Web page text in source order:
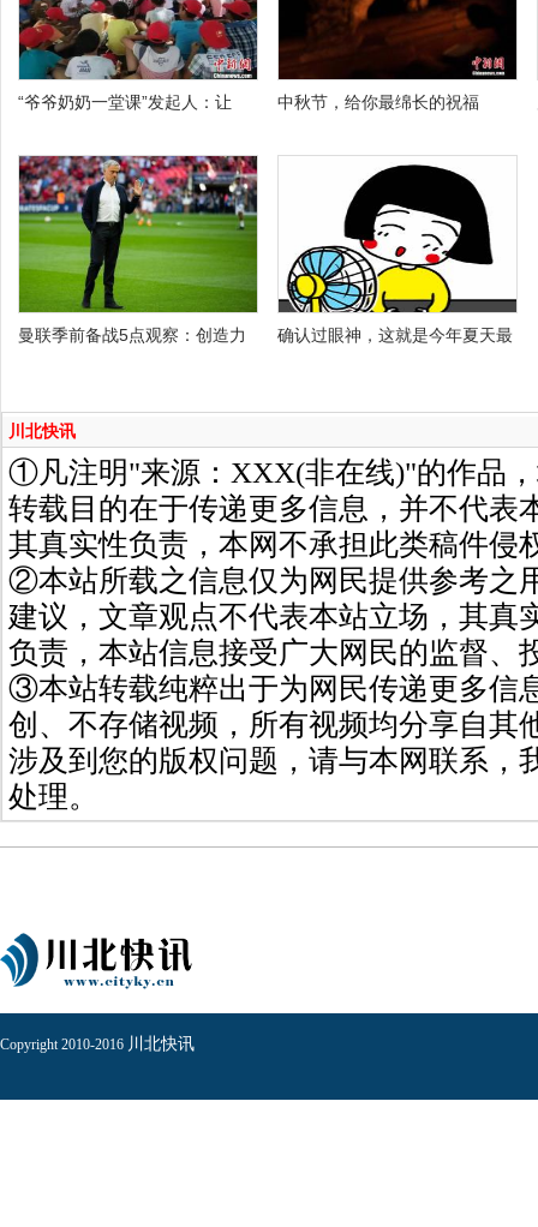
“爷爷奶奶一堂课”发起人：让 中秋节，给你最绵长的祝福
曼联季前备战5点观察：创造力 确认过眼神，这就是今年夏天最
川北快讯
①凡注明"来源：XXX(非在线)"的作品
转载目的在于传递更多信息，并不代表
其真实性负责，本网不承担此类稿件侵
②本站所载之信息仅为网民提供参考之
建议，文章观点不代表本站立场，其真
负责，本站信息接受广大网民的监督、
③本站转载纯粹出于为网民传递更多信
创、不存储视频，所有视频均分享自其
涉及到您的版权问题，请与本网联系，
处理。
Copyright 2010-2016 川北快讯